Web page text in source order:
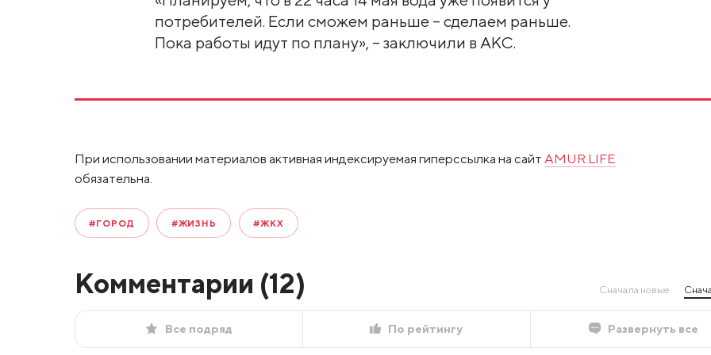
потребителей. Если сможем раньше – сделаем раньше.
Пока работы идут по плану», – заключили в АКС.
При использовании материалов активная индексируемая гиперссылка на сайт AMUR.LIFE
обязательна.
#ГОРОД #ЖИЗНЬ #ЖКХ
Комментарии (12) Сначала новые
Все подряд По рейтингу Развернуть все